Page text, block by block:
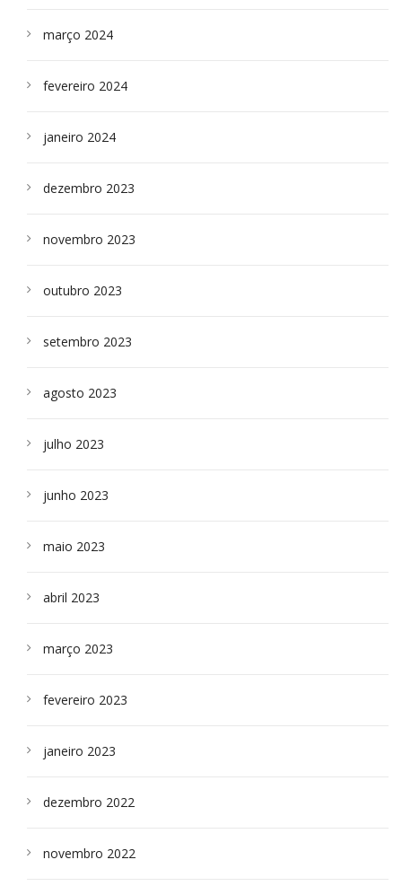
março 2024
fevereiro 2024
janeiro 2024
dezembro 2023
novembro 2023
outubro 2023
setembro 2023
agosto 2023
julho 2023
junho 2023
maio 2023
abril 2023
março 2023
fevereiro 2023
janeiro 2023
dezembro 2022
novembro 2022